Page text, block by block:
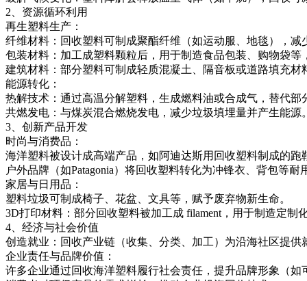
2、资源循环利用
再生塑料生产：
纤维材料：回收塑料可制成聚酯纤维（如运动服、地毯），减
包装材料：加工成塑料颗粒后，用于制造食品包装、购物袋等
建筑材料：部分塑料可制成轻质混凝土、隔音板或道路填充材
能源转化：
热解技术：通过高温分解塑料，生成燃料油或合成气，替代部
共燃发电：与煤炭混合燃烧发电，减少垃圾填埋量并产生能源
3、创新产品开发
时尚与消费品：
海洋塑料被设计成高端产品，如阿迪达斯用回收塑料制成的跑
户外品牌（如Patagonia）将回收塑料转化为冲锋衣、背包等耐
家居与日用品：
塑料垃圾可制成椅子、花盆、文具等，赋予废弃物新生命。
3D打印材料：部分回收塑料被加工成 filament，用于制造定制
4、经济与社会价值
创造就业：回收产业链（收集、分类、加工）为沿海社区提
企业责任与品牌价值：
许多企业通过回收海洋塑料履行社会责任，提升品牌形象（如